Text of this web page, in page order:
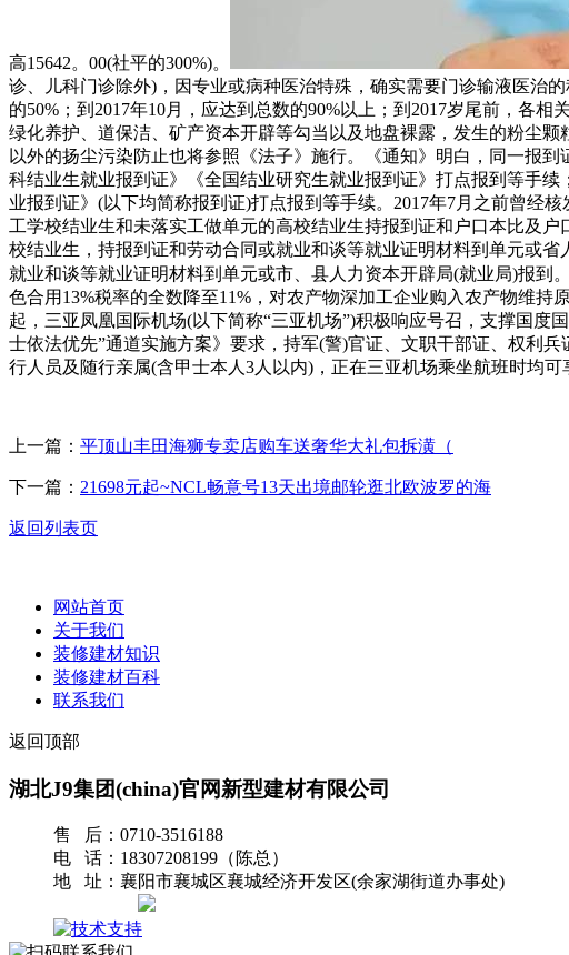
高15642。00(社平的300%)。
诊、儿科门诊除外)，因专业或病种医治特殊，确实需要门诊输液医治
的50%；到2017年10月，应达到总数的90%以上；到2017岁尾前，各
绿化养护、道保洁、矿产资本开辟等勾当以及地盘裸露，发生的粉尘
以外的扬尘污染防止也将参照《法子》施行。《通知》明白，同一报
科结业生就业报到证》《全国结业研究生就业报到证》打点报到等手
业报到证》(以下均简称报到证)打点报到等手续。2017年7月之前曾经
工学校结业生和未落实工做单元的高校结业生持报到证和户口本比及
校结业生，持报到证和劳动合同或就业和谈等就业证明材料到单元或
就业和谈等就业证明材料到单元或市、县人力资本开辟局(就业局)报到。
色合用13%税率的全数降至11%，对农产物深加工企业购入农产物维
起，三亚凤凰国际机场(以下简称“三亚机场”)积极响应号召，支撑国度
士依法优先”通道实施方案》要求，持军(警)官证、文职干部证、权利
行人员及随行亲属(含甲士本人3人以内)，正在三亚机场乘坐航班时均可
上一篇： 平顶山丰田海狮专卖店购车送奢华大礼包拆潢（
下一篇： 21698元起~NCL畅意号13天出境邮轮逛北欧波罗的海
返回列表页
网站首页
关于我们
装修建材知识
装修建材百科
联系我们
返回顶部
湖北J9集团(china)官网新型建材有限公司
售 后：0710-3516188
电 话：18307208199（陈总）
地 址：襄阳市襄城区襄城经济开发区(余家湖街道办事处)